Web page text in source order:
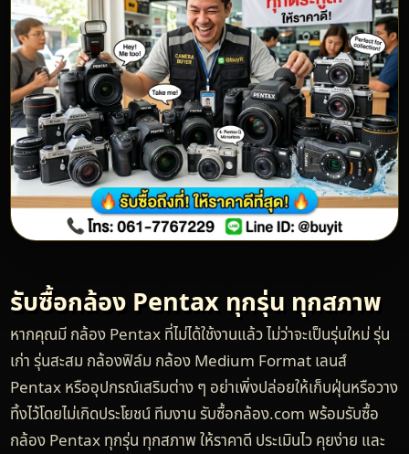
รับซื้อกล้อง Pentax ทุกรุ่น ทุกสภาพ
หากคุณมี กล้อง Pentax ที่ไม่ได้ใช้งานแล้ว ไม่ว่าจะเป็นรุ่นใหม่ รุ่น
เก่า รุ่นสะสม กล้องฟิล์ม กล้อง Medium Format เลนส์
Pentax หรืออุปกรณ์เสริมต่าง ๆ อย่าเพิ่งปล่อยให้เก็บฝุ่นหรือวาง
ทิ้งไว้โดยไม่เกิดประโยชน์ ทีมงาน รับซื้อกล้อง.com พร้อมรับซื้อ
กล้อง Pentax ทุกรุ่น ทุกสภาพ ให้ราคาดี ประเมินไว คุยง่าย และ